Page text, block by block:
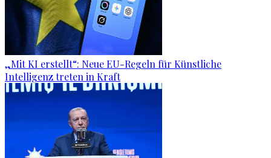
„Mit KI erstellt“: Neue EU-Regeln für Künstliche
Intelligenz treten in Kraft